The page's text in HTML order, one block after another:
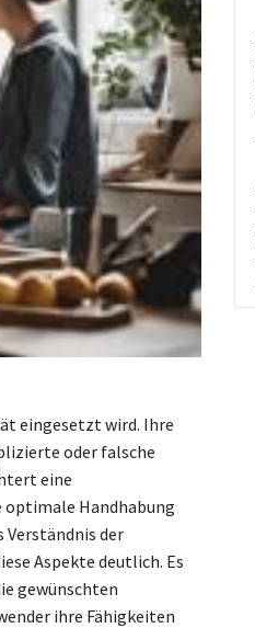
eingesetzt wird. Ihre
oder falsche
eine
optimale Handhabung
der
Aspekte deutlich. Es
gewünschten
ihre Fähigkeiten